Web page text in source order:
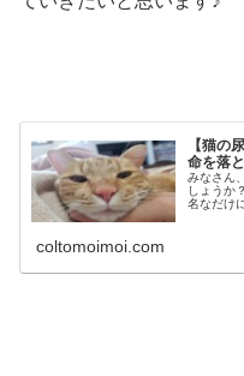
【猫の
命を落
みなさん
しょうか
名なだけ
coltomoimoi.com